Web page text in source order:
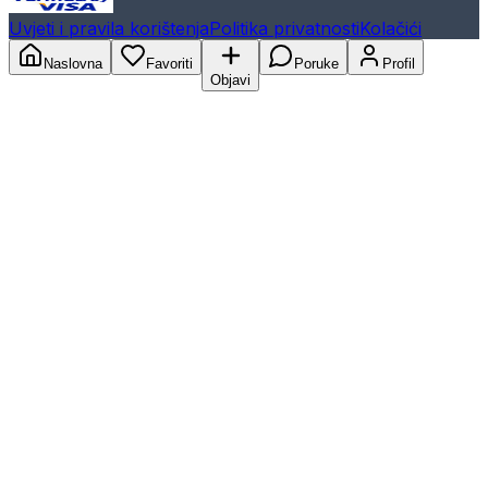
Uvjeti i pravila korištenjaPolitika privatnostiKolačići
Naslovna
Favoriti
Objavi
Poruke Profil